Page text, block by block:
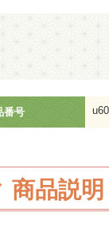
番号
商品説明